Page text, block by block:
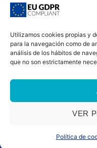
Utilizamos cookies propias y
para la navegación como de
análisis de los hábitos de
que no son estrictamente
VER
Política de
POLÍTICA DE COOKIES